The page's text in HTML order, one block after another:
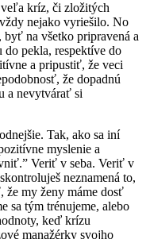
kríz, či zložitých
nejako vyriešilo. No
na všetko pripravená a
pekla, respektíve do
a pripustiť, že veci
že dopadnú
a nevytvárať si
Tak, ako sa iní
myslenie a
Veriť v seba. Veriť v
neznamená to,
že my ženy máme dosť
sa tým trénujeme, alebo
keď krízu
manažérky svojho